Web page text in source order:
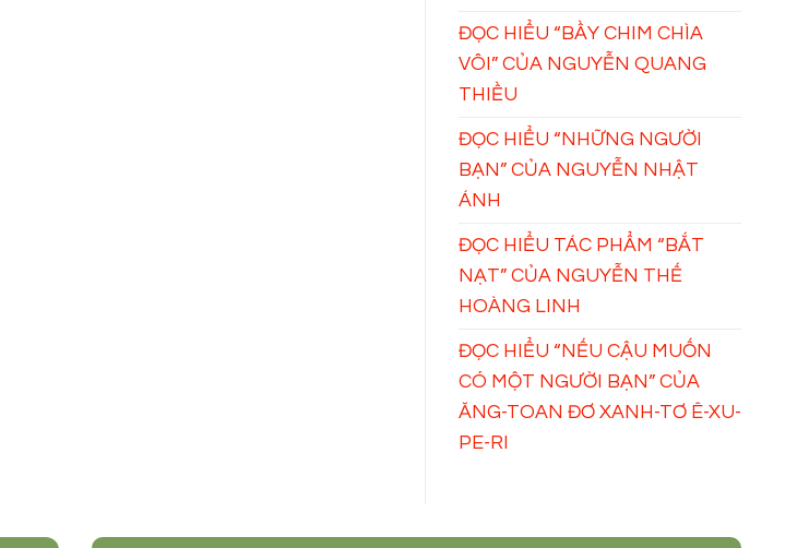
ĐỌC HIỂU “BẦY CHIM CHÌA
VÔI” CỦA NGUYỄN QUANG
THIỀU
ĐỌC HIỂU “NHỮNG NGƯỜI
BẠN” CỦA NGUYỄN NHẬT
ÁNH
ĐỌC HIỂU TÁC PHẨM “BẮT
NẠT” CỦA NGUYỄN THẾ
HOÀNG LINH
ĐỌC HIỂU “NẾU CẬU MUỐN
CÓ MỘT NGƯỜI BẠN” CỦA
ĂNG-TOAN ĐƠ XANH-TƠ Ê-XU-
PE-RI